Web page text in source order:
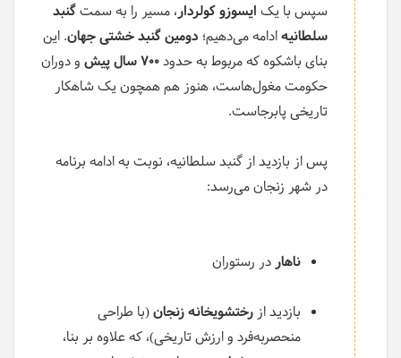
سپس با یک ایسوزو کولردار، مسیر را به سمتگنبد
سلطانیهادامه می‌دهیم؛ دومین گنبد خشتی جهان. این
بنای باشکوه که مربوط به حدود700 سال پیش
و دوران
حکومت مغول‌هاست، هنوز هم همچون یک شاهکار
تاریخی پابرجاست.
پس از بازدید از گنبد سلطانیه، نوبت به ادامه برنامه
در شهر زنجان می‌رسد:
ناهاردر رستوران
بازدید ازرختشویخانه زنجان(با طراحی
منحصربه‌فرد و ارزش تاریخی)، که علاوه بر بنا،